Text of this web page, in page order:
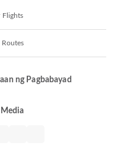
Flights
Routes
ng Pagbabayad